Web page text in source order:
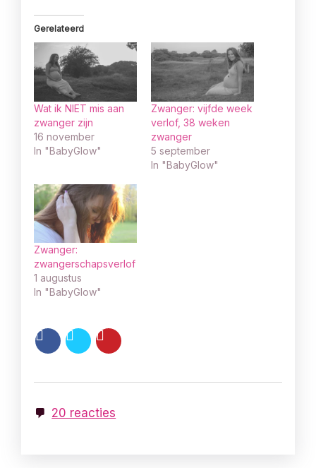
Gerelateerd
Wat ik NIET mis aan
zwanger zijn
16 november
In "BabyGlow"
Zwanger: vijfde week
verlof, 38 weken
zwanger
5 september
In "BabyGlow"
Zwanger:
zwangerschapsverlof
1 augustus
In "BabyGlow"
20 reacties